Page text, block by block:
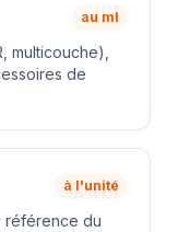
au ml
multicouche),
de
à l'unité
référence du